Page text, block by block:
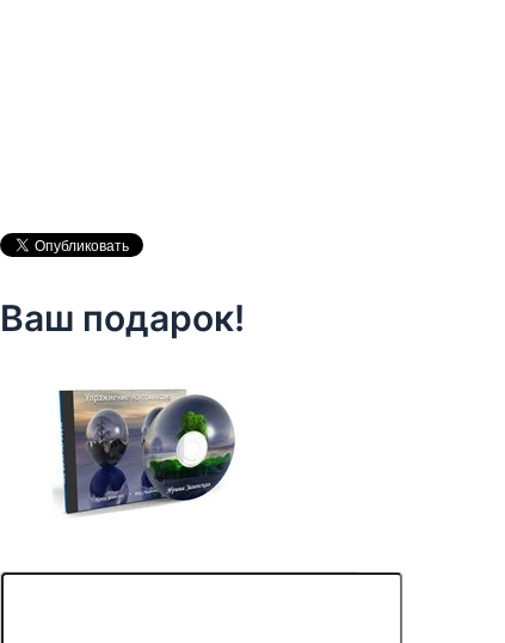
Ваш подарок!